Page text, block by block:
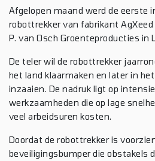
Afgelopen maand werd de eerste
robottrekker van fabrikant
P. van Osch Groenteproducties in
De teler wil de robottrekker
het land klaarmaken en later in
inzaaien. De nadruk ligt op
werkzaamheden die op lage
veel arbeidsuren kosten.
Doordat de robottrekker is
beveiligingsbumper die obstakels